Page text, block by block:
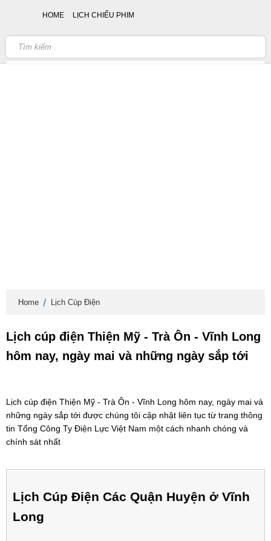
Home Lịch Cúp Điện
Lịch cúp điện Thiện Mỹ - Trà Ôn - Vĩnh Long
hôm nay, ngày mai và những ngày sắp tới
Lịch cúp điện Thiện Mỹ - Trà Ôn - Vĩnh Long hôm nay, ngày mai và
những ngày sắp tới được chúng tôi cập nhật liên tục từ trang thông
tin Tổng Công Ty Điện Lực Việt Nam một cách nhanh chóng và
chính sát nhất
Lịch Cúp Điện Các Quận Huyện ở Vĩnh
Long
HOME LỊCH CHIẾU PHIM